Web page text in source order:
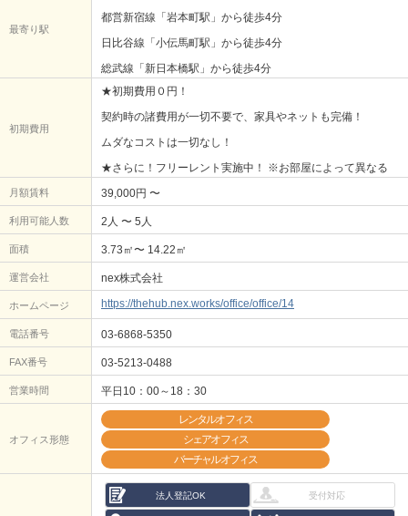
最寄り駅
都営新宿線「岩本町駅」から徒歩4分
日比谷線「小伝馬町駅」から徒歩4分
総武線「新日本橋駅」から徒歩4分
初期費用
★初期費用０円！
契約時の諸費用が一切不要で、家具やネットも完備！
ムダなコストは一切なし！
★さらに！フリーレント実施中！ ※お部屋によって異なる
月額賃料 39,000円 〜
利用可能人数 2人 〜 5人
面積 3.73㎡〜 14.22㎡
運営会社 nex株式会社
ホームページ https://thehub.nex.works/office/office/14
電話番号 03-6868-5350
FAX番号 03-5213-0488
営業時間 平日10：00～18：30
オフィス形態
レンタルオフィス
シェアオフィス
バーチャルオフィス
法人登記OK 受付対応